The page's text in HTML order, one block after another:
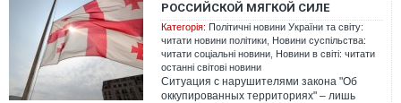
РОССИЙСКОЙ МЯГКОЙ СИЛЕ
Категорія: Політичні новини України та світу:
читати новини політики Новини суспільства:
читати соціальні новини Новини в світі: читати
останні світові новини
Ситуация с нарушителями закона "Об
оккупированных территориях" – лишь